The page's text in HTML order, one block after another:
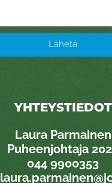
Lähetä
YHTEYSTIEDOT
Laura Parmainen
Puheenjohtaja
044 9900353